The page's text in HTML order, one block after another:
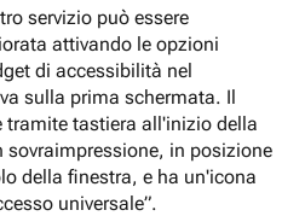
servizio può essere
attivando le opzioni
di accessibilità nel
sulla prima schermata. Il
tramite tastiera all'inizio della
sovraimpressione, in posizione
della finestra, e ha un'icona
universale”.